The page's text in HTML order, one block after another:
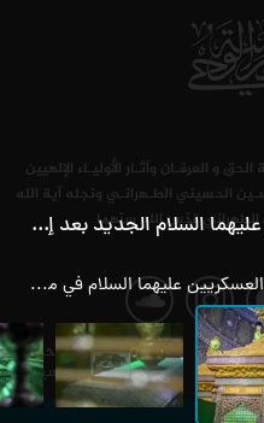
صورة جميلة لمقام العسكريين عليهما السلام الجديد بعد إعادة بناءه
صورة جميلة للضريح الذهبي لحرم العسكريين عليهما السلام في مدينة سامراء الذي تم ترميمه بعد تدميره عامي1426 و1428 هجري قمري
و العرفـان وآثـار الأوليـاء الإلهيين
الحسيني الطـهرانـي ونجله آية الله
الصفحة
الرئيسية
اتصل
بنا